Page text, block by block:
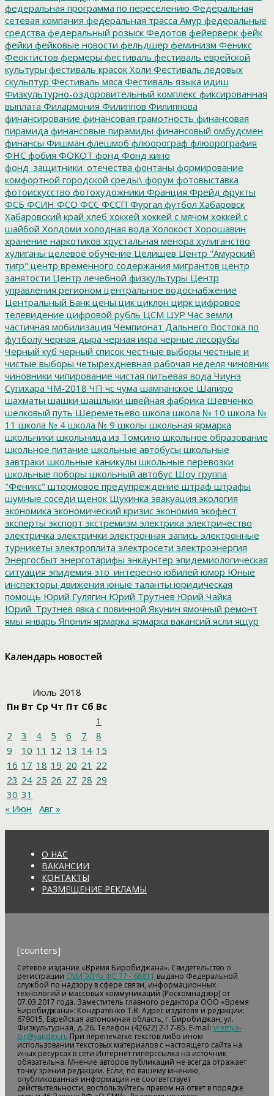
федеральная программа по переселению Федеральная
сетевая компания федеральная трасса Амур федеральные
средства федеральный розыск Федотов фейерверк фейк
фейки фейковые новости фельдшер феминизм Феникс
Феоктистов фермеры фестиваль фестиваль еврейской
культуры фестиваль красок Холи Фестиваль ледовых
скульптур Фестиваль мяса Фестиваль языка идиш
Физкультурно-оздоровительный комплекс фиксированная
выплата Филармония Филиппов Филиппова
финансирование финансовая грамотность финансовая
пирамида финансовые пирамиды финансовый омбудсмен
финансы Фишман флешмоб флюорограф флюорография
ФНС фобия ФОКОТ фонд Фонд кино
фонд_защитники_отечества фонтаны формирование
комфортной городской среды\ форум фотовыставка
фотоискусство фотохудожники Франция Фрейд фрукты
ФСБ ФСИН ФСО ФСС ФССП Фургал футбол Хабаровск
Хабаровский край хлеб хоккей хоккей с мячом хоккей с
шайбой Холдоми холодная вода Холокост Хорошавин
хранение наркотиков хрустальная менора хулиганство
хулиганы целевое обучение Целищев Центр "Амурский
тигр" центр временного содержания мигрантов центр
занятости Центр лечебной физкультуры Центр
управления регионом центральное водоснабжение
Центральный Банк цены цик циклон цирк цифровое
телевидение цифровой рубль ЦСМ ЦУР Час земли
частичная мобилизация Чемпионат Дальнего Востока по
футболу черная дыра черная икра черные лесорубы
Черный куб черный список честные выборы честные и
чистые выборы четырехдневная рабочая неделя чиновник
чиновники чипирование чистая питьевая вода Чиунэ
Сугихара ЧМ-2018 ЧП чс чума шампанское Шапиро
шахматы шашки шашлыки швейная фабрика Шевченко
шелковый путь Шереметьево школа школа № 10 школа №
11 школа № 4 школа № 9 школы школьная ярмарка
школьники школьница из Томсино школьное образование
школьное питание школьные автобусы школьные
завтраки школьные каникулы школьные перевозки
школьные поборы школьный автобус Шоу группа
"Феникс" штормовое предупреждение штраф штрафы
шумные соседи щенок Щукинка эвакуация экология
экономика экономический кризис экономия экофест
эксперты экспорт экстремизм электрика электричество
электричка электрички электронная запись электронные
турникеты электроплита электросети электроэнергия
Энергосбыт энерготарифы энкаунтер эпидемиологическая
ситуация эпидемия это_интересно юбилей юмор Юные
инспекторы движения юные таланты юридическая
помощь Юрий Гулягин Юрий Трутнев Юрий Чайка
Юрий_Трутнев явка с повинной Якунин ямочный ремонт
ямы январь Япония ярмарка ярмарка вакансий ясли ящур
Календарь новостей
Июль 2018
Пн Вт Ср Чт Пт Сб Вс
1
2
3 4 5 6 7
8
9
10 11 12 13 14 15
16 17 18 19 20 21 22
23 24 25 26 27 28 29
30 31
« Июн
Авг »
О НАС
ВАКАНСИИ
КОНТАКТЫ
РАЗМЕЩЕНИЕ РЕКЛАМЫ
[counters]
Сетевое издание «Время Биробиджана». Свидетельство о
регистрации СМИ ЭЛ № ФС 77 - 68811 выдано Федеральной
службой по надзору в сфере связи, информационных
технологий и массовых коммуникаций (Роскомнадзор) от
07.03.2017 года. Заместитель главного редактора ООО «Время
Биробиджана»: Кондратенко Т.В. Адрес издателя и редакции:
679015, Еврейская автономная область, г. Биробиджан, ул.
Физкультурная, д. 26. Телефон (42622) 2-17-85. E-mail: vremya-
bir@yandex.ru При перепечатке текстов либо ином
использовании текстовых материалов с настоящего сайта на
иных ресурсах в сети Интернет гиперссылка на источник
обязательна. Мнение авторов публикаций не всегда отражает
точку зрения редакции. Если, по вашему мнению,
опубликованная информация не соответствует
действительности, воспользуйтесь правом на ответ в порядке